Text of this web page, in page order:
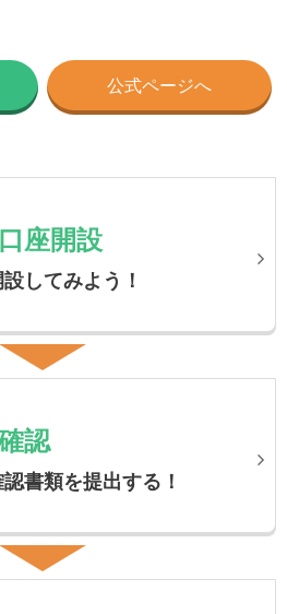
公式ページへ
座開設
してみよう！
認
書類を提出する！